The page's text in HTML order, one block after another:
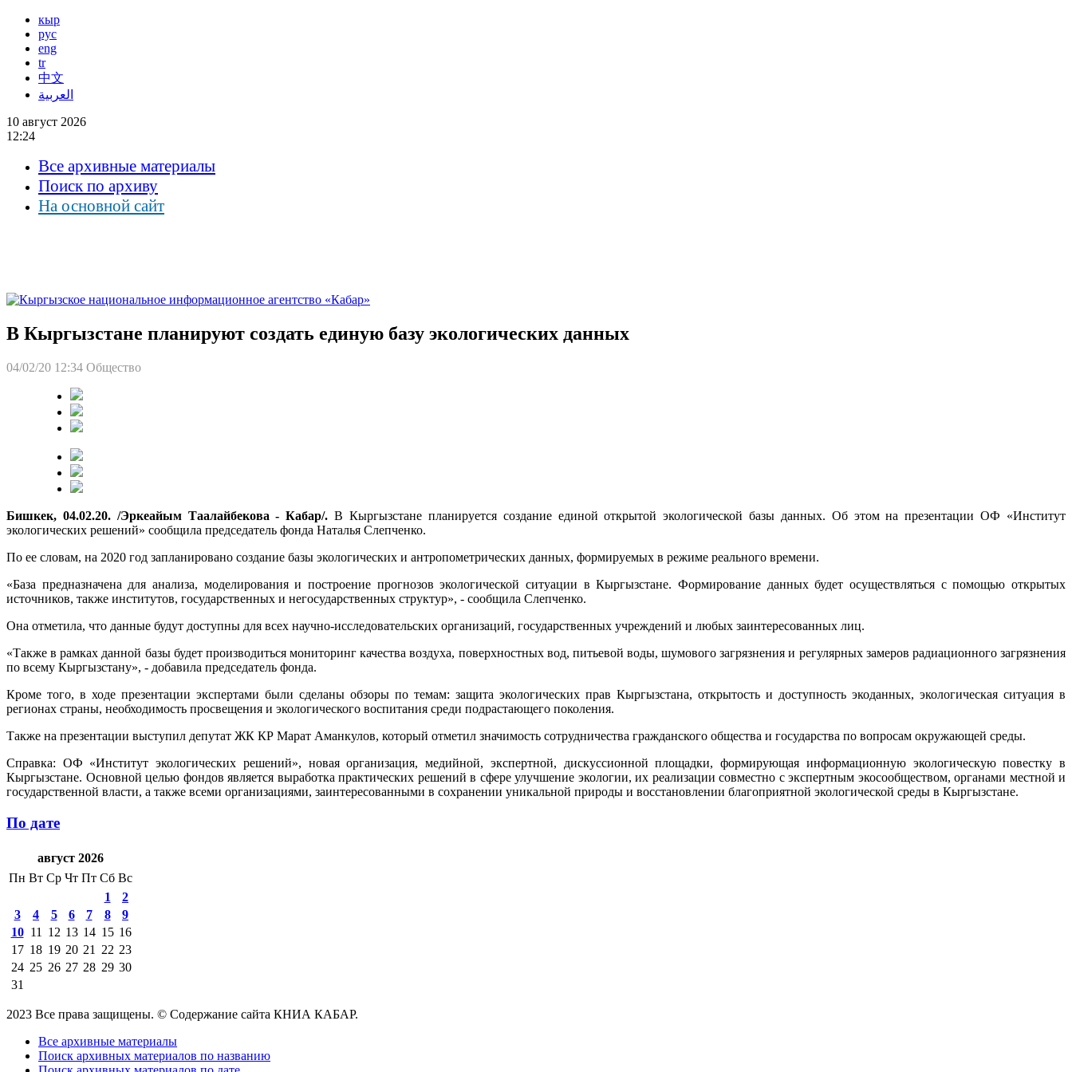
кыр
рус
eng
tr
中文
العربية
10 август 2026
12:24
Все архивные материалы
Поиск по архиву
На основной сайт
В Кыргызстане планируют создать единую базу экологических данных
04/02/20 12:34 Общество
Бишкек, 04.02.20. /Эркеайым Таалайбекова - Кабар/. В Кыргызстане планируется создание единой открытой экологической базы данных. Об этом на презентации ОФ «Институт
экологических решений» сообщила председатель фонда Наталья Слепченко.
По ее словам, на 2020 год запланировано создание базы экологических и антропометрических данных, формируемых в режиме реального времени.
«База предназначена для анализа, моделирования и построение прогнозов экологической ситуации в Кыргызстане. Формирование данных будет осуществляться с помощью открытых
источников, также институтов, государственных и негосударственных структур», - сообщила Слепченко.
Она отметила, что данные будут доступны для всех научно-исследовательских организаций, государственных учреждений и любых заинтересованных лиц.
«Также в рамках данной базы будет производиться мониторинг качества воздуха, поверхностных вод, питьевой воды, шумового загрязнения и регулярных замеров радиационного загрязнения
по всему Кыргызстану», - добавила председатель фонда.
Кроме того, в ходе презентации экспертами были сделаны обзоры по темам: защита экологических прав Кыргызстана, открытость и доступность экоданных, экологическая ситуация в
регионах страны, необходимость просвещения и экологического воспитания среди подрастающего поколения.
Также на презентации выступил депутат ЖК КР Марат Аманкулов, который отметил значимость сотрудничества гражданского общества и государства по вопросам окружающей среды.
Справка: ОФ «Институт экологических решений», новая организация, медийной, экспертной, дискуссионной площадки, формирующая информационную экологическую повестку в
Кыргызстане. Основной целью фондов является выработка практических решений в сфере улучшение экологии, их реализации совместно с экспертным экосообществом, органами местной и
государственной власти, а также всеми организациями, заинтересованными в сохранении уникальной природы и восстановлении благоприятной экологической среды в Кыргызстане.
По дате
август 2026
Пн Вт Ср Чт Пт Сб Вс
1
2
3
4 5 6 7 8
9
10 11 12 13 14 15 16
17 18 19 20 21 22 23
24 25 26 27 28 29 30
31
2023 Все права защищены. © Содержание сайта КНИА КАБАР.
Все архивные материалы
Поиск архивных материалов по названию